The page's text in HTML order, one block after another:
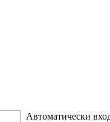
Автоматически